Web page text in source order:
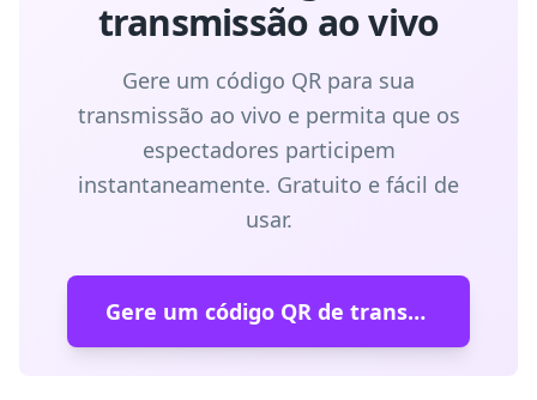
transmissão ao vivo
Gere um código QR para sua
transmissão ao vivo e permita que os
espectadores participem
instantaneamente. Gratuito e fácil de
usar.
Gere um código QR de transmissão ao vivo